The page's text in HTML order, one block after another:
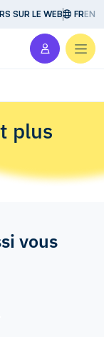
SUR LE WEB FREN
plus
vous